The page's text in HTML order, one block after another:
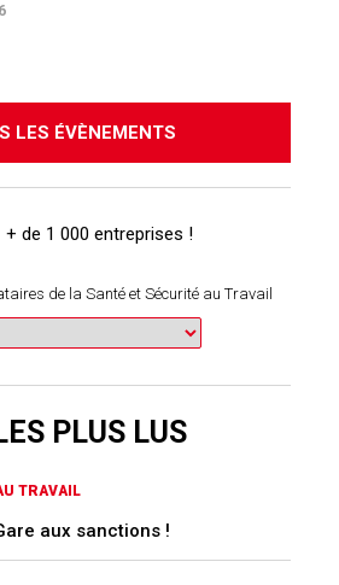
LES ÉVÈNEMENTS
de la Santé et Sécurité au Travail
PLUS LUS
TRAVAIL
aux sanctions !